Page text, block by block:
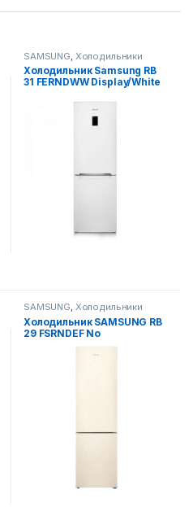
SAMSUNG Холодильники
Холодильник Samsung RB
31 FERNDWW Display/White
SAMSUNG, Холодильники
Холодильник SAMSUNG RB
29 FSRNDEF No
Display/beige